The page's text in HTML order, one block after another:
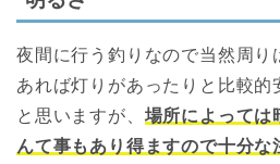
夜間に行う釣りなので当然周り
あれば灯りがあったりと比較的
と思いますが、 場所によっては
んて事もあり得ますので十分な